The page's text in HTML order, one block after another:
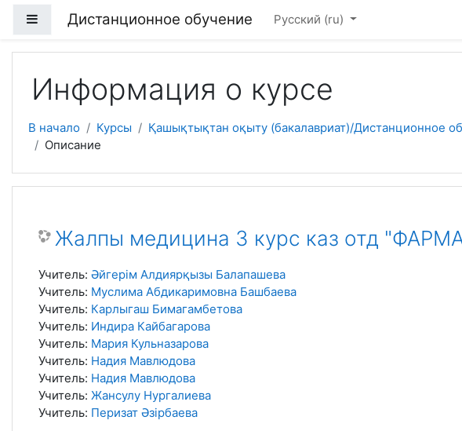
Боковая панель
Дистанционное обучение Русский ‎(ru)‎
Информация о курсе
В начало Курсы Қашықтықтан оқыту (бакалавриат)/Дистанционное
Описание
Жалпы медицина 3 курс каз отд
Учитель: Әйгерім Алдиярқызы Балапашева
Учитель: Муслима Абдикаримовна Башбаева
Учитель: Карлыгаш Бимагамбетова
Учитель: Индира Кайбагарова
Учитель: Мария Кульназарова
Учитель: Надия Мавлюдова
Учитель: Надия Мавлюдова
Учитель: Жансулу Нургалиева
Учитель: Перизат Әзірбаева